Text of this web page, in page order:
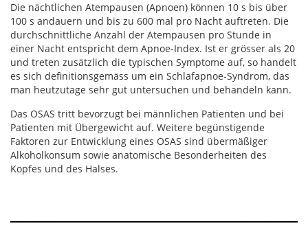
Die nächtlichen Atempausen (Apnoen) können 10 s bis über
100 s andauern und bis zu 600 mal pro Nacht auftreten. Die
durchschnittliche Anzahl der Atempausen pro Stunde in
einer Nacht entspricht dem Apnoe-Index. Ist er grösser als 20
und treten zusätzlich die typischen Symptome auf, so handelt
es sich definitionsgemäss um ein Schlafapnoe-Syndrom, das
man heutzutage sehr gut untersuchen und behandeln kann.
Das OSAS tritt bevorzugt bei männlichen Patienten und bei
Patienten mit Übergewicht auf. Weitere begünstigende
Faktoren zur Entwicklung eines OSAS sind übermäßiger
Alkoholkonsum sowie anatomische Besonderheiten des
Kopfes und des Halses.